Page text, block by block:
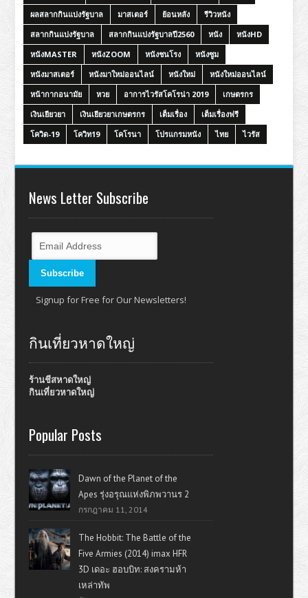
ผลสลากกินแบ่งรัฐบาล
มาสเตอร์ ย้อนหลัง
รีวิวหนัง
สลากกินแบ่งรัฐบาล
สลากกินแบ่งรัฐบาลปี2560 หนัง
หนังHD
หนังMASTER
หนังZOOM หนังชนโรง
หนังซูม
หนังมาสเตอร์
หนังมาใหม่ออนไลน์ หนังใหม่
หนังใหม่ออนไลน์
หน้ากากอนามัย
หวย อาการไวรัสโคโรน่า 2019
เกษตรกร
เงินเยียวยา
เงินเยียวยาเกษตรกร เต็มเรื่อง
เต็มเรื่องฟรี
โควิด-19
โควิท19 โคโรนา โปรแกรมหนัง ไทย ไวรัส
News Letter Subscribe
Signup for Free for Our Newsletters!
กินเที่ยวหาดใหญ่
ร้านชีสหาดใหญ่
กินเที่ยวหาดใหญ่
Popular Posts
Dawn of the Planet of the
Apes รุ่งอรุณแห่งพิภพวานร 2
กรกฎาคม 11, 2014
The Hobbit: The Battle of the
Five Armies (2014) imax HFR
3D เดอะ ฮอบบิท: สงครามห้า
เหล่าทัพ